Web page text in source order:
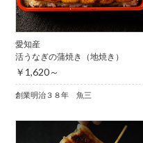
愛知産
活うなぎの蒲焼き（地焼き）
￥1,620～
創業明治３８年 魚三